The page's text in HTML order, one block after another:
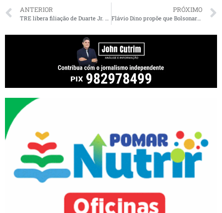
ANTERIOR
TRE libera filiação de Duarte Jr. ao Republicanos
PRÓXIMO
Flávio Dino propõe que Bolsonaro renuncie e Mourão assuma: “Brasil chegará em 2022 em melhores condições”